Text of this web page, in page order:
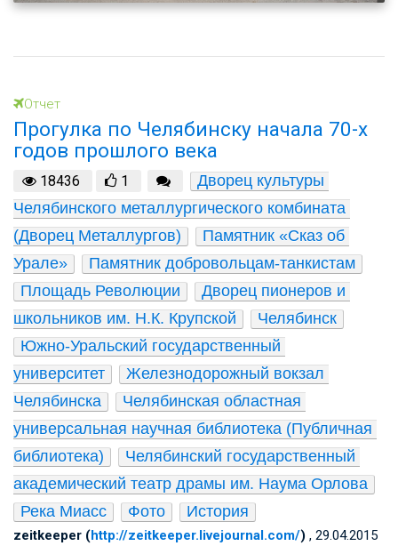
Отчет
Прогулка по Челябинску начала 70-х
годов прошлого века
18436 1
Дворец культуры
Челябинского металлургического комбината
(Дворец Металлургов)
Памятник «Сказ об
Урале»
Памятник добровольцам-танкистам
Площадь Революции
Дворец пионеров и
школьников им. Н.К. Крупской
Челябинск
Южно-Уральский государственный
университет
Железнодорожный вокзал
Челябинска
Челябинская областная
универсальная научная библиотека (Публичная
библиотека)
Челябинский государственный
академический театр драмы им. Наума Орлова
Река Миасс
Фото История
zeitkeeper (http://zeitkeeper.livejournal.com/) , 29.04.2015